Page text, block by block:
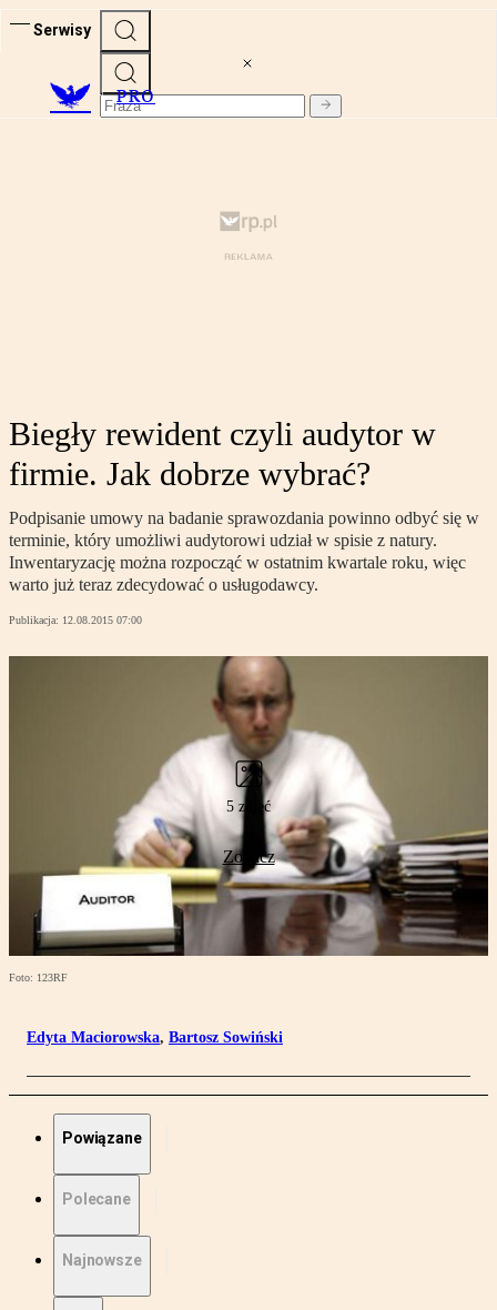
Serwisy
PRO
Biegły rewident czyli audytor w
firmie. Jak dobrze wybrać?
Podpisanie umowy na badanie sprawozdania powinno odbyć się w
terminie, który umożliwi audytorowi udział w spisie z natury.
Inwentaryzację można rozpocząć w ostatnim kwartale roku, więc
warto już teraz zdecydować o usługodawcy.
Publikacja: 12.08.2015 07:00
5 zdjęć
Zobacz
Foto: 123RF
Edyta Maciorowska, Bartosz Sowiński
Powiązane
Polecane
Najnowsze